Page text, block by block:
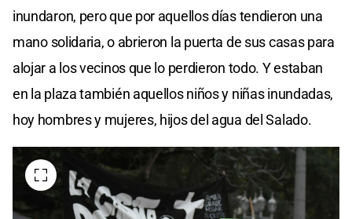
inundaron, pero que por aquellos días tendieron una
mano solidaria, o abrieron la puerta de sus casas para
alojar a los vecinos que lo perdieron todo. Y estaban
en la plaza también aquellos niños y niñas inundadas,
hoy hombres y mujeres, hijos del agua del Salado.